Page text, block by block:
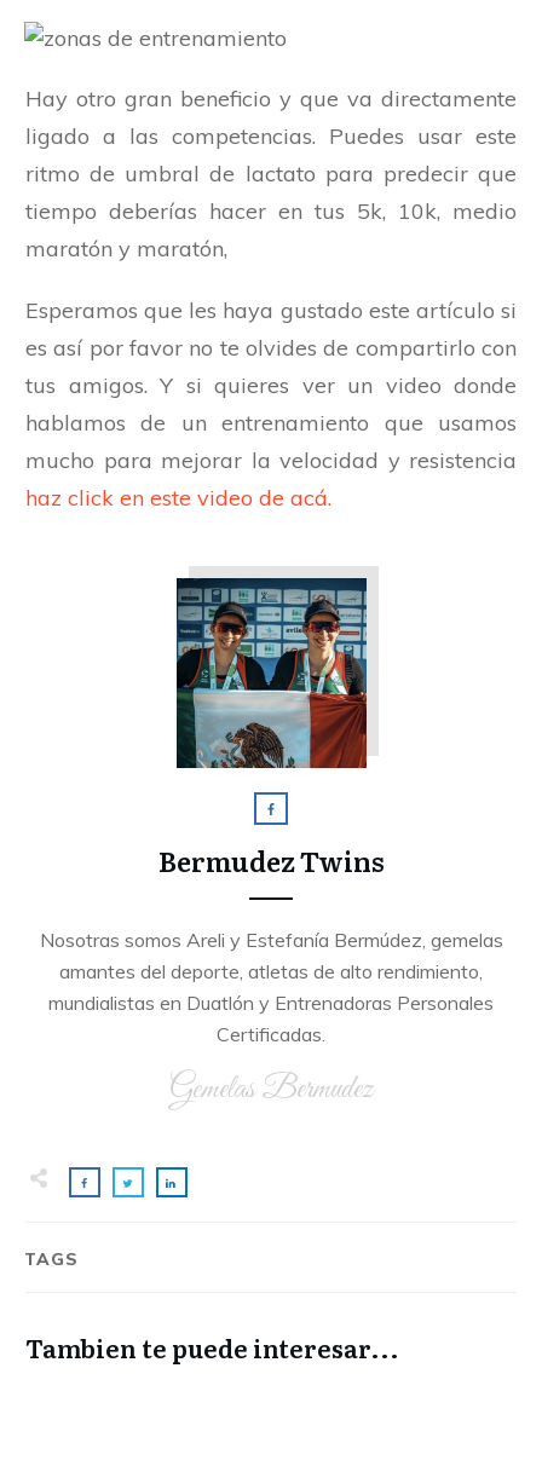
Hay otro gran beneficio y que va directamente
ligado a las competencias. Puedes usar este
ritmo de umbral de lactato para predecir que
tiempo deberías hacer en tus 5k, 10k, medio
maratón y maratón,
Esperamos que les haya gustado este artículo si
es así por favor no te olvides de compartirlo con
tus amigos. Y si quieres ver un video donde
hablamos de un entrenamiento que usamos
mucho para mejorar la velocidad y resistencia
haz click en este video de acá.
Bermudez Twins
Nosotras somos Areli y Estefanía Bermúdez, gemelas
amantes del deporte, atletas de alto rendimiento,
mundialistas en Duatlón y Entrenadoras Personales
Certificadas.
Gemelas Bermudez
TAGS
Tambien te puede interesar...